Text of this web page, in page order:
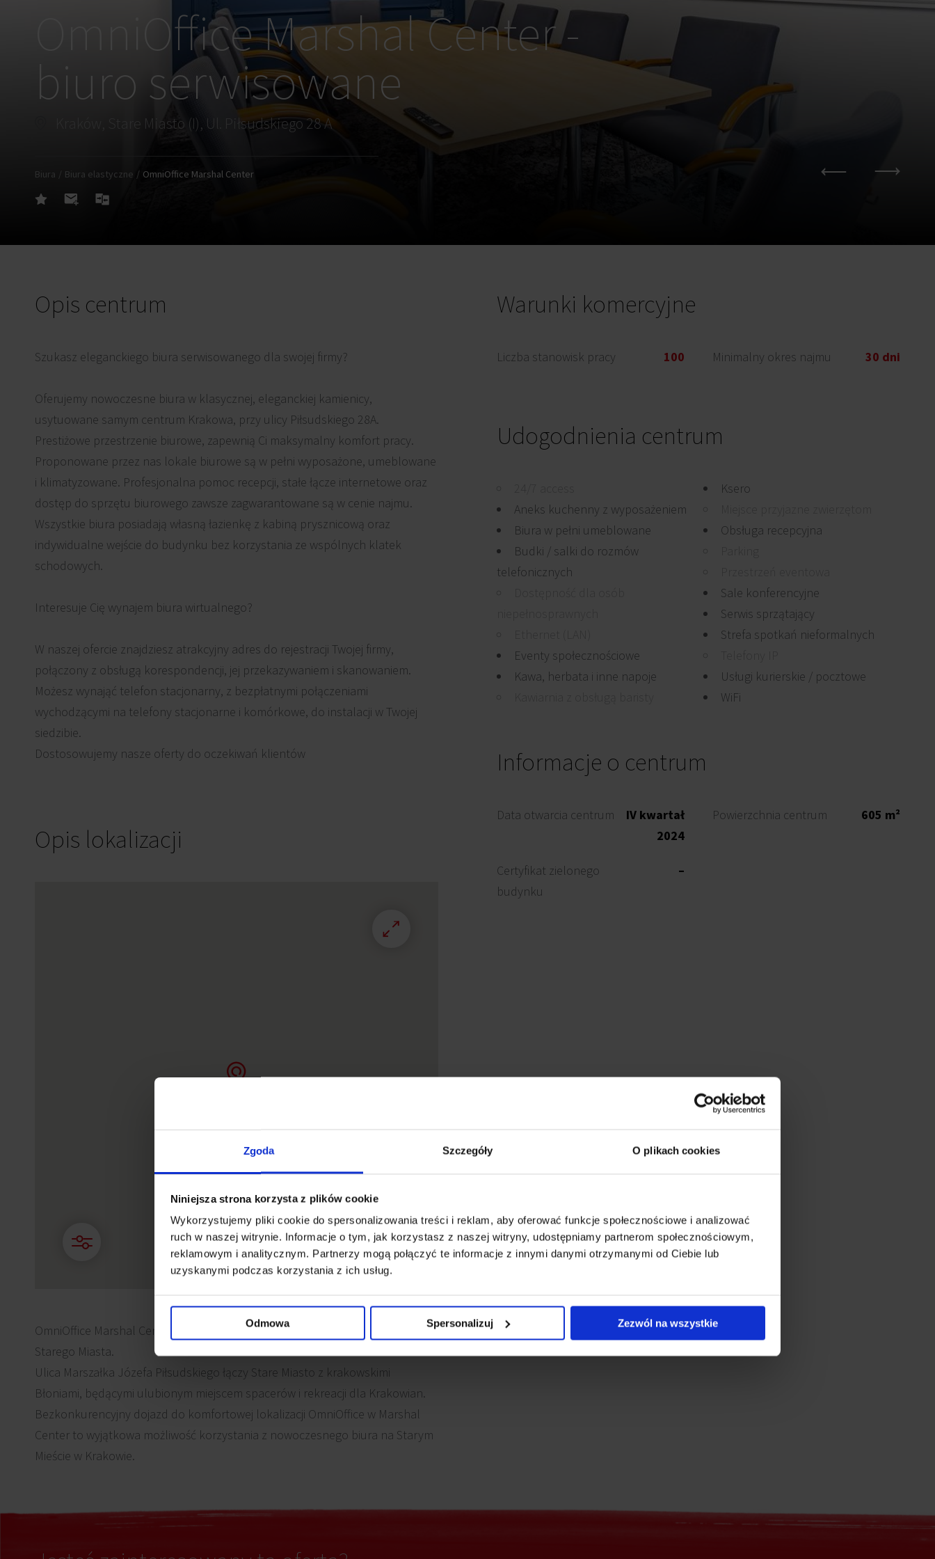
Zgoda Szczegóły O plikach cookies
Niniejsza strona korzysta z plików cookie
Wykorzystujemy pliki cookie do spersonalizowania treści i reklam, aby oferować funkcje społecznościowe i analizować
ruch w naszej witrynie. Informacje o tym, jak korzystasz z naszej witryny, udostępniamy partnerom społecznościowym,
reklamowym i analitycznym. Partnerzy mogą połączyć te informacje z innymi danymi otrzymanymi od Ciebie lub
uzyskanymi podczas korzystania z ich usług.
Odmowa Spersonalizuj Zezwól na wszystkie
OmniOffice Marshal Center -
biuro serwisowane
Kraków, Stare Miasto (I), Ul. Piłsudskiego 28 A
Biura Biura elastyczne OmniOffice Marshal Center
Opis centrum
Szukasz eleganckiego biura serwisowanego dla swojej firmy?
Oferujemy nowoczesne biura w klasycznej, eleganckiej kamienicy,
usytuowane samym centrum Krakowa, przy ulicy Piłsudskiego 28A.
Prestiżowe przestrzenie biurowe, zapewnią Ci maksymalny komfort pracy.
Proponowane przez nas lokale biurowe są w pełni wyposażone, umeblowane
i klimatyzowane. Profesjonalna pomoc recepcji, stałe łącze internetowe oraz
dostęp do sprzętu biurowego zawsze zagwarantowane są w cenie najmu.
Wszystkie biura posiadają własną łazienkę z kabiną prysznicową oraz
indywidualne wejście do budynku bez korzystania ze wspólnych klatek
schodowych.
Interesuje Cię wynajem biura wirtualnego?
W naszej ofercie znajdziesz atrakcyjny adres do rejestracji Twojej firmy,
połączony z obsługą korespondencji, jej przekazywaniem i skanowaniem.
Możesz wynająć telefon stacjonarny, z bezpłatnymi połączeniami
wychodzącymi na telefony stacjonarne i komórkowe, do instalacji w Twojej
siedzibie.
Dostosowujemy nasze oferty do oczekiwań klientów
Opis lokalizacji
OmniOffice Marshal Center znajduje się w samym sercu Krakowa, w obrębie
Starego Miasta.
Ulica Marszałka Józefa Piłsudskiego łączy Stare Miasto z krakowskimi
Błoniami, będącymi ulubionym miejscem spacerów i rekreacji dla Krakowian.
Bezkonkurencyjny dojazd do komfortowej lokalizacji OmniOffice w Marshal
Center to wyjątkowa możliwość korzystania z nowoczesnego biura na Starym
Mieście w Krakowie.
Warunki komercyjne
Liczba stanowisk pracy 100 Minimalny okres najmu 30 dni
Udogodnienia centrum
Aneks kuchenny z wyposażeniem
Biura w pełni umeblowane
Budki / salki do rozmów
telefonicznych
Eventy społecznościowe
Kawa, herbata i inne napoje
Ksero
Obsługa recepcyjna
Sale konferencyjne
Serwis sprzątający
Strefa spotkań nieformalnych
Usługi kurierskie / pocztowe
WiFi
Informacje o centrum
Data otwarcia centrum
IV kwartał
2024
Certyfikat zielonego
budynku
–
Powierzchnia centrum 605 m²